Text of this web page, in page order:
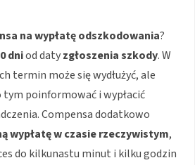
na wypłatę odszkodowania?
dniod datyzgłoszenia szkody. W
termin może się wydłużyć, ale
poinformować i wypłacić
Compensa dodatkowo
wypłatę w czasie rzeczywistym,
do kilkunastu minut i kilku godzin